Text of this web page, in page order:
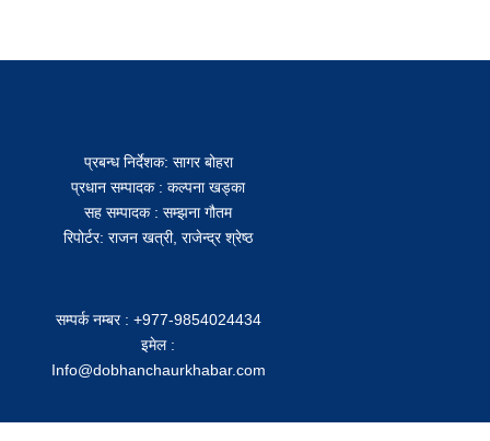
प्रबन्ध निर्देशक: सागर बोहरा
प्रधान सम्पादक : कल्पना खड्का
सह सम्पादक : सम्झना गौतम
रिपोर्टर: राजन खत्री, राजेन्द्र श्रेष्ठ
सम्पर्क नम्बर : +977-9854024434
इमेल :
Info@dobhanchaurkhabar.com